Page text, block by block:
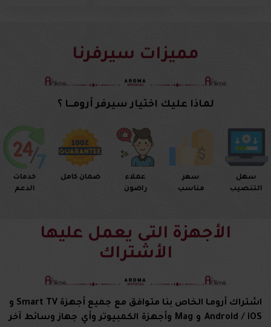
مميزات سيرفرنا
لماذا عليك اختيار سيرفر أرومــا ؟
سهل
التنصيب
سعر
مناسب
عملاء
راضون
ضمان كامل
خدمات
الدعم
الأجهزة التى يعمل عليها
الأشتراك
اشتراك أرومـا الخاص بنا متوافق مع جميع أجهزة Smart TV و
Android / iOS و Mag وأجهزة الكمبيوتر وأي جهاز وسائط آخر